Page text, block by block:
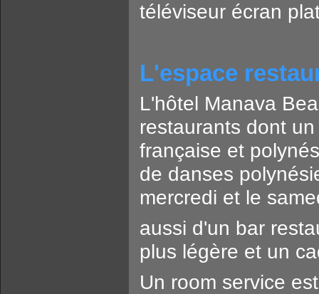
téléviseur écran
L'espace
L'hôtel Manava
restaurants dont
française et
de danses
mercredi et le
aussi d'un bar
plus légère et un
Un room service